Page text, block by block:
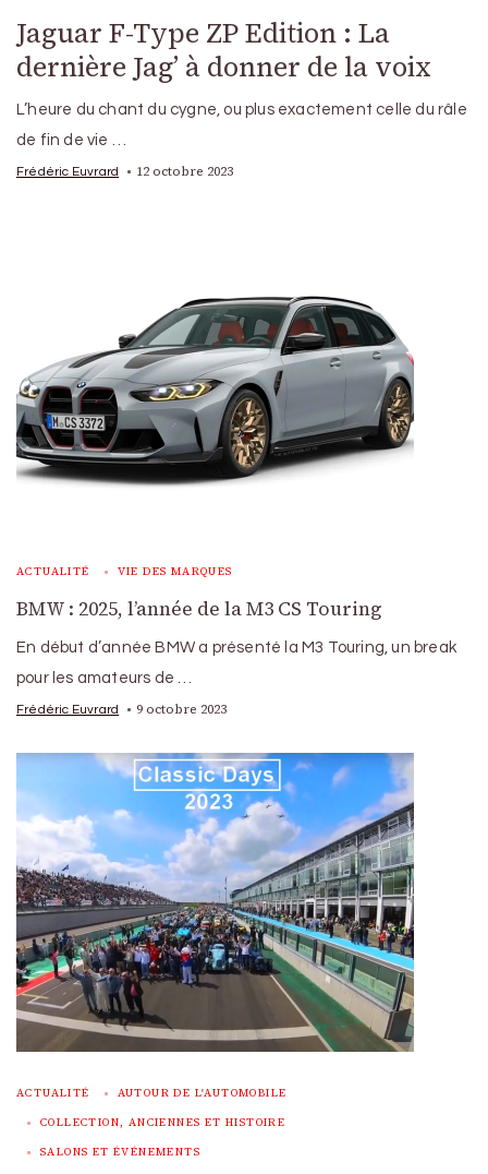
Jaguar F-Type ZP Edition : La
dernière Jag’ à donner de la voix
L’heure du chant du cygne, ou plus exactement celle du râle
de fin de vie …
Frédéric Euvrard 12 octobre 2023
ACTUALITÉ VIE DES MARQUES
BMW : 2025, l’année de la M3 CS Touring
En début d’année BMW a présenté la M3 Touring, un break
pour les amateurs de …
Frédéric Euvrard 9 octobre 2023
ACTUALITÉ AUTOUR DE L'AUTOMOBILE
COLLECTION, ANCIENNES ET HISTOIRE
SALONS ET ÉVÉNEMENTS